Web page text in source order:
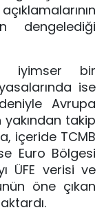
dengelediği
iyimser bir
ise
Avrupa
yakından takip
içeride TCMB
Euro Bölgesi
ÜFE verisi ve
öne çıkan